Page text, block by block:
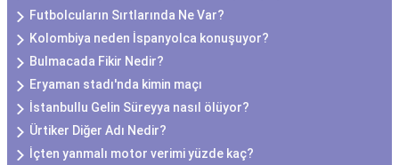
Futbolcuların Sırtlarında Ne Var?
Kolombiya neden İspanyolca konuşuyor?
Bulmacada Fikir Nedir?
Eryaman stadı'nda kimin maçı
İstanbullu Gelin Süreyya nasıl ölüyor?
Ürtiker Diğer Adı Nedir?
İçten yanmalı motor verimi yüzde kaç?